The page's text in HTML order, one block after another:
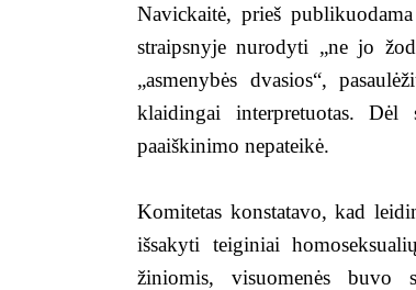
Navickaitė, prieš
straipsnyje nurodyti „ne jo
„asmenybės dvasios“,
klaidingai interpretuotas.
paaiškinimo nepateikė.
Komitetas konstatavo, kad
išsakyti teiginiai
žiniomis, visuomenės buvo